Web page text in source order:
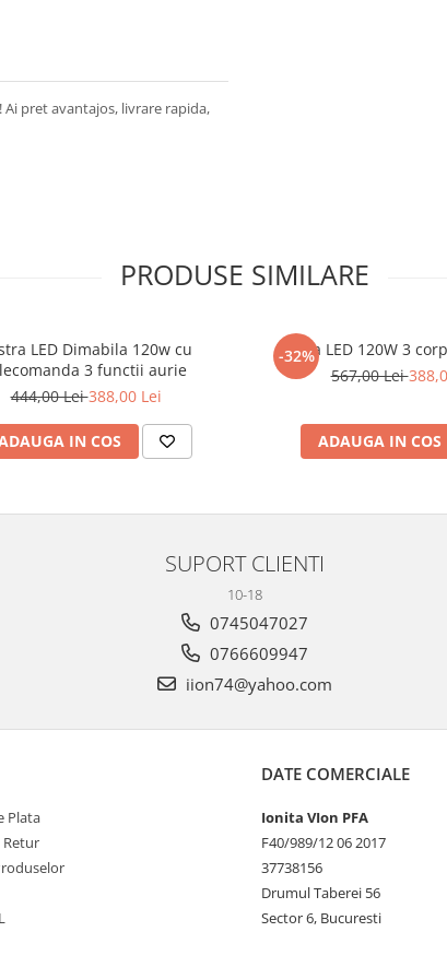
pret avantajos, livrare rapida,
PRODUSE SIMILARE
LED Dimabila 120w cu
3 functii aurie
444,00 Lei388,00 Lei
IN COS
-32%
Lustra LED 120W 3
567,00 Lei
ADAUGA IN COS
SUPORT CLIENTI
10-18
0745047027
0766609947
iion74@yahoo.com
Plata
Retur
DATE COMERCIALE
Ionita VIon PFA
F40/989/12 06 2017
37738156
Drumul Taberei 56
Sector 6, Bucuresti